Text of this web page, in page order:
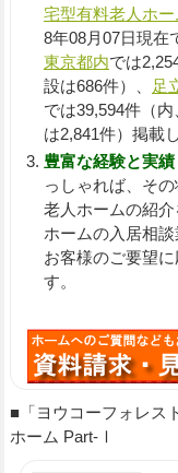
宅型有料老人ホー
8年08月07日現在
東京都内では
設は686件）、
足
では39,594件（
は2,841件）掲載
豊富な経験と実績
っしゃれば、そ
老人ホームの紹
ホームの入居相
お客様のご要望
す。
■「ヨウコーフォレス
ホーム Part-Ⅰ